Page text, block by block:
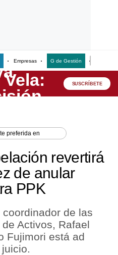
Empresas G de Gestión
SUSCRÍBETE
preferida en
revertirá
de anular
PPK
de las
Activos, Rafael
Fujimori está ad